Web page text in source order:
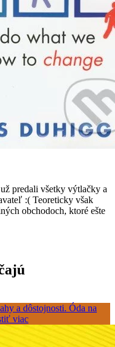
predali všetky výtlačky a
:( Teoreticky však
obchodoch, ktoré ešte